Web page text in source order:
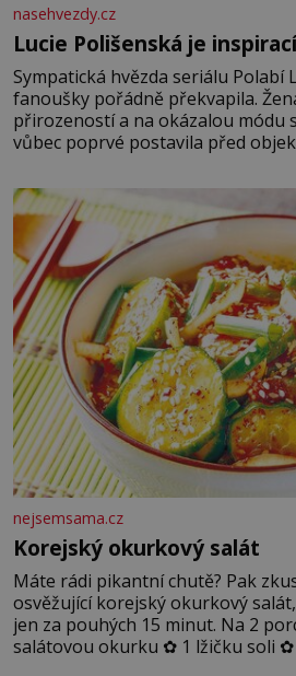
nasehvezdy.cz
Lucie Polišenská je
Sympatická hvězda seriálu Polabí
fanoušky pořádně překvapila.
přirozeností a na okázalou módu
vůbec poprvé postavila před
nejsemsama.cz
Korejský okurkový salát
Máte rádi pikantní chutě? Pak
osvěžující korejský okurkový
jen za pouhých 15 minut. Na 2
salátovou okurku ✿ 1 lžičku soli